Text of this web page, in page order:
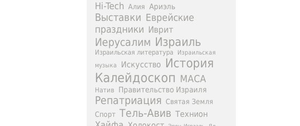
Hi-Tech Алия Ариэль
Выставки Еврейские
праздники Иврит
Иерусалим Израиль
Израильская литература
Израильская
музыка
Искусство История
Калейдоскоп МАСА
Натив Правительство Израиля
Репатриация
Святая Земля
Спорт Тель-Авив Технион